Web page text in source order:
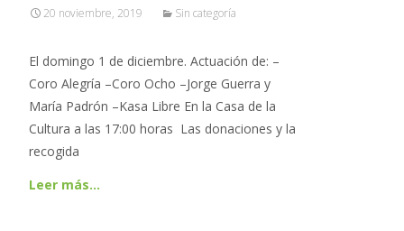
20 noviembre, 2019 Sin categoría
El domingo 1 de diciembre. Actuación de: –
Coro Alegría –Coro Ocho –Jorge Guerra y
María Padrón –Kasa Libre En la Casa de la
Cultura a las 17:00 horas Las donaciones y la
recogida
Leer más…